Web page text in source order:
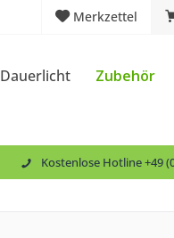
Merkzettel
Dauerlicht Zubehör
Kostenlose Hotline +49